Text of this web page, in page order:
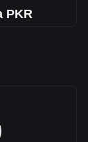
PKR
semana.
por
de
o